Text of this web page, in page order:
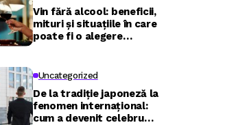
Vin fără alcool: beneficii,
mituri și situațiile în care
poate fi o alegere
Uncategorized
De la tradiție japoneză la
fenomen internațional:
cum a devenit celebru